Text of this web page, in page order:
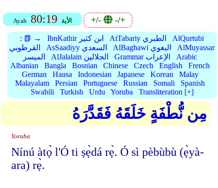
Ayah 80:19 الأية +/- -/+
: 📗 → IbnKathir ابن كثير AtTabariy الطبري
AlQurtubi
القرطوبي
AsSaadiyy السعدي AlBaghawi البغوي
AlMuyassar
الميسر
AlJalalain الجلالين Grammar الإعراب
Arabic
Albanian
Bangla Bosnian Chinese Czech English
French
German
Hausa Indonesian Japanese Korean
Malay
Malayalam
Persian Portuguese Russian Somali
Spanish
Swahili
Turkish Urdu Yoruba Transliteration [+]
مِن نُّطْفَةٍ خَلَقَهُ فَقَدَّرَهُ
Yoruba
Nínú àtọ̀ l'Ó ti ṣẹ̀dá rẹ̀. Ó sì pèbùbù (ẹ̀yà-
ara) rẹ̀.